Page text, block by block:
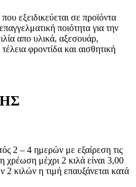
εξειδικεύεται σε προϊόντα
ποιότητα για την
απο υλικά, αξεσουάρ,
φροντίδα και αισθητική
2 – 4 ημερών με εξαίρεση τις
χρέωση μέχρι 2 κιλά είναι 3,00
2 κιλών η τιμή επαυξάνεται κατά